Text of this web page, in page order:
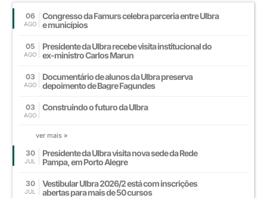
06
AGO
Congresso da Famurs celebra parceria entre Ulbra
e municípios
05
AGO
Presidente da Ulbra recebe visita institucional do
ex-ministro Carlos Marun
03
AGO
Documentário de alunos da Ulbra preserva
depoimento de Bagre Fagundes
03
AGO
Construindo o futuro da Ulbra
ver mais »
30
JUL
Presidente da Ulbra visita nova sede da Rede
Pampa, em Porto Alegre
30
JUL
Vestibular Ulbra 2026/2 está com inscrições
abertas para mais de 50 cursos